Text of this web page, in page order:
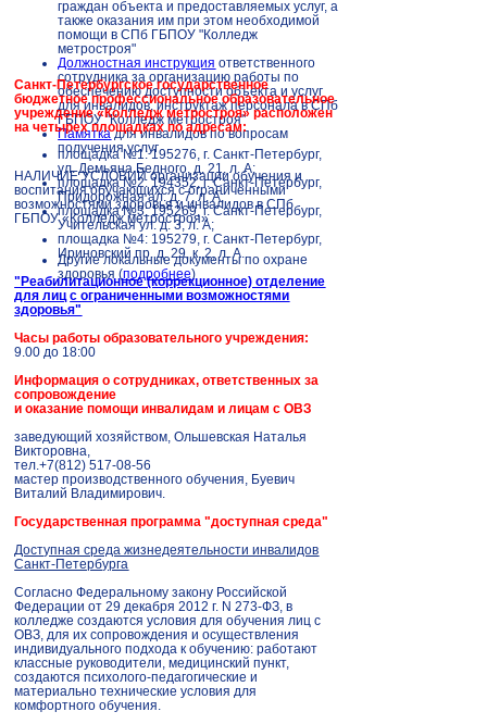
граждан объекта и предоставляемых услуг, а
также оказания им при этом необходимой
помощи в СПб ГБПОУ "Колледж
метростроя"
Должностная инструкция ответственного
сотрудника за организацию работы по
обеспечению доступности объекта и услуг
для инвалидов, инструктаж персонала в СПб
ГБПОУ "Колледж метростроя"
Памяткадля инвалидов по вопросам
получения услуг
НАЛИЧИЕ УСЛОВИЙ организации обучения и
воспитания обучающихся с ограниченными
возможностями здоровья и инвалидов в СПб
ГБПОУ «Колледж метростроя»
Другие локальные документы по охране
здоровья (подробнее)
Санкт-Петербургское государственное
бюджетное профессиональное образовательное
учреждение «Колледж метростроя» расположен
на четырех площадках по адресам:
площадка №1: 195276, г. Санкт-Петербург,
ул. Демьяна Бедного, д. 21, л. А;
площадка №2: 194352, г. Санкт-Петербург,
Придорожная ал. д. 7, л. А;
площадка №3: 195269, г. Санкт-Петербург,
Учительская ул. д. 3, л. А;
площадка №4: 195279, г. Санкт-Петербург,
Ириновский пр. д. 29, к. 2, л. А.
"Реабилитационное (коррекционное) отделение
для лиц с ограниченными возможностями
здоровья"
Часы работы образовательного учреждения:
9.00 до 18:00
Информация о сотрудниках, ответственных за
сопровождение
и оказание помощи инвалидам и лицам с ОВЗ
заведующий хозяйством, Ольшевская Наталья
Викторовна,
тел.+7(812) 517-08-56
мастер производственного обучения, Буевич
Виталий Владимирович.
Государственная программа "доступная среда"
Доступная среда жизнедеятельности инвалидов
Санкт-Петербурга
Согласно Федеральному закону Российской
Федерации от 29 декабря 2012 г. N 273-ФЗ, в
колледже создаются условия для обучения лиц с
ОВЗ, для их сопровождения и осуществления
индивидуального подхода к обучению: работают
классные руководители, медицинский пункт,
создаются психолого-педагогические и
материально технические условия для
комфортного обучения.